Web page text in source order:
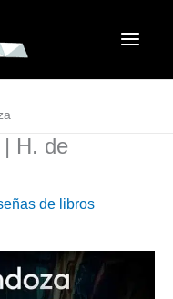
H. de
de libros